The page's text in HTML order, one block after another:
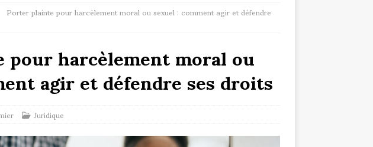
Porter plainte pour harcèlement moral ou sexuel : comment agir et défendre
harcèlement moral ou
agir et défendre ses droits
Juridique